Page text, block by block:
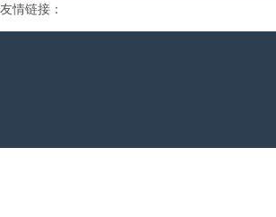
友情链接：